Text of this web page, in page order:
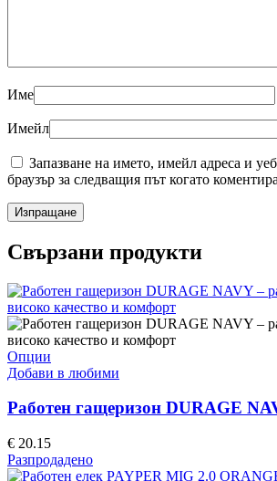
Име
Имейл
Запазване на името, имейл адреса и
браузър за следващия път когато
Свързани продукти
Опции
product
multiple
options
may
Добави в любими
Работен гащеризон DURAGE
€ 20.15
Разпродадено